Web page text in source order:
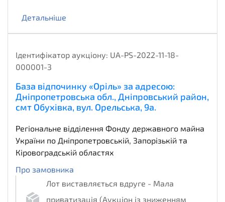
Детальніше
Ідентифікатор аукціону: UA-PS-2022-11-18-
000001-3
База відпочинку «Оріль» за адресою:
Дніпропетровська обл., Дніпровський район,
смт Обухівка, вул. Орельська, 9а.
Регіональне відділення Фонду державного майна
України по Дніпропетровській, Запорізькій та
Кіровоградській областях
Про замовника
Лот виставляється вдруге - Мала
приватизація (Аукціон із зниженням